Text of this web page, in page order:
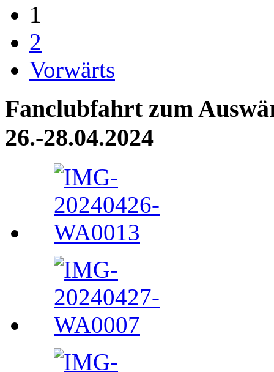
1
2
Vorwärts
Fanclubfahrt zum
26.-28.04.2024